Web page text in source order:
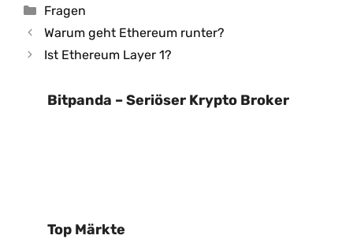
Kategorien
Fragen
Warum geht Ethereum runter?
Ist Ethereum Layer 1?
Bitpanda – Seriöser Krypto Broker
Top Märkte